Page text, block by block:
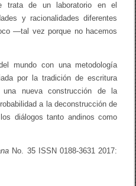
trata de un laboratorio en el
y racionalidades diferentes
—tal vez porque no hacemos
mundo con una metodología
por la tradición de escritura
nueva construcción de la
a la deconstrucción de
diálogos tanto andinos como
No. 35 ISSN 0188-3631 2017: